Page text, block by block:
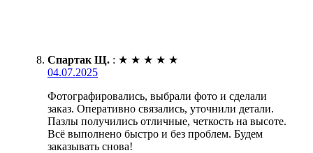
Спартак Щ. : ★ ★ ★ ★ ★
04.07.2025
Фотографировались, выбрали фото и сделали
заказ. Оперативно связались, уточнили детали.
Пазлы получились отличные, четкость на высоте.
Всё выполнено быстро и без проблем. Будем
заказывать снова!